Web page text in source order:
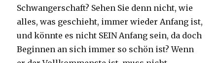
Schwangerschaft? Sehen Sie denn nicht, wie
alles, was geschieht, immer wieder Anfang ist,
und könnte es nicht SEIN Anfang sein, da doch
Beginnen an sich immer so schön ist? Wenn